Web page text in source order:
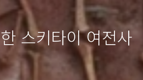
스키타이 여전사